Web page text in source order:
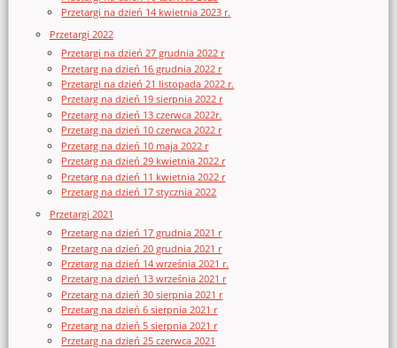
Przetargi na dzień 14 kwietnia 2023 r.
Przetargi 2022
Przetargi na dzień 27 grudnia 2022 r
Przetarg na dzień 16 grudnia 2022 r
Przetargi na dzień 21 listopada 2022 r.
Przetarg na dzień 19 sierpnia 2022 r
Przetarg na dzień 13 czerwca 2022r.
Przetarg na dzień 10 czerwca 2022 r
Przetarg na dzień 10 maja 2022 r
Przetarg na dzień 29 kwietnia 2022 r
Przetarg na dzień 11 kwietnia 2022 r
Przetarg na dzień 17 stycznia 2022
Przetargi 2021
Przetarg na dzień 17 grudnia 2021 r
Przetarg na dzień 20 grudnia 2021 r
Przetarg na dzień 14 września 2021 r.
Przetarg na dzień 13 września 2021 r
Przetarg na dzień 30 sierpnia 2021 r
Przetarg na dzień 6 sierpnia 2021 r
Przetarg na dzień 5 sierpnia 2021 r
Przetarg na dzień 25 czerwca 2021